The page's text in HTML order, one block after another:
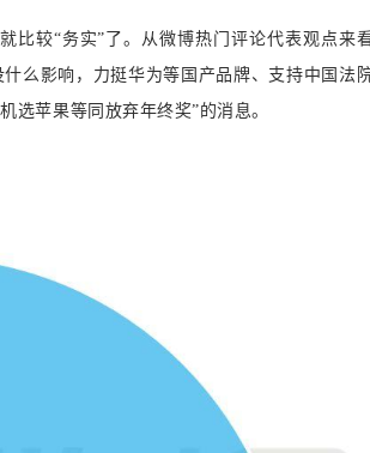
比较“务实”了。从微博热门评论代表观点来看
么影响，力挺华为等国产品牌、支持中国法
选苹果等同放弃年终奖”的消息。